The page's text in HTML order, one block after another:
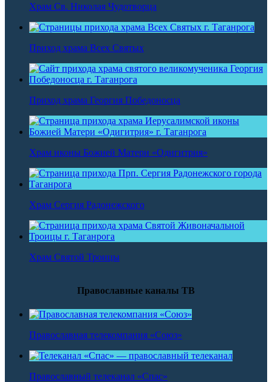
Храм Св. Николая Чудотворца
Приход храма Всех Святых
Приход храма Георгия Победоносца
Храм иконы Божией Матери «Одигитрия»
Храм Сергия Радонежского
Храм Святой Троицы
Православные каналы ТВ
Православная телекомпания «Союз»
Православный телеканал «Спас»